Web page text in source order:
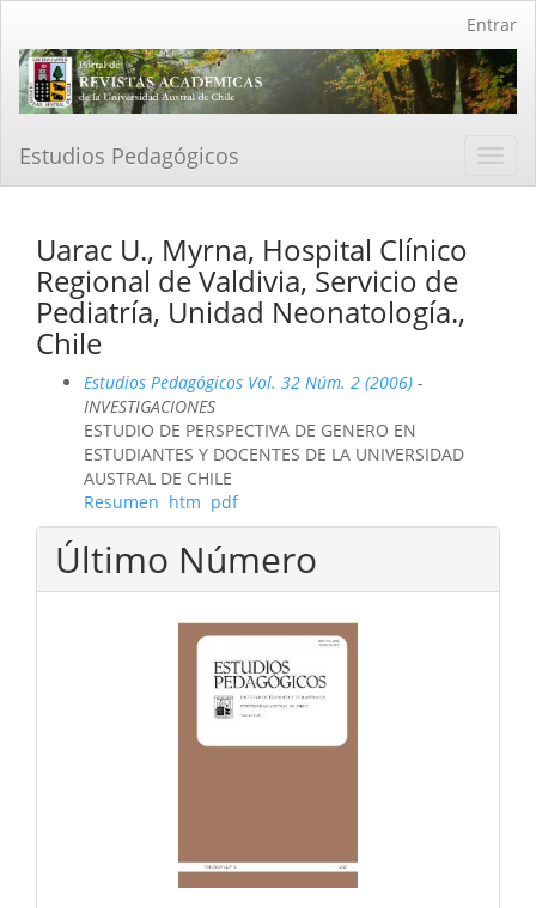
Contenido
principal
Barra
Entrar
Estudios Pedagógicos
Uarac U., Myrna, Hospital Clínico
Regional de Valdivia, Servicio de
Pediatría, Unidad Neonatología.,
Chile
Estudios Pedagógicos Vol. 32 Núm. 2 (2006) -
INVESTIGACIONES
ESTUDIO DE PERSPECTIVA DE GENERO EN
ESTUDIANTES Y DOCENTES DE LA UNIVERSIDAD
AUSTRAL DE CHILE
Resumen htm pdf
Último Número